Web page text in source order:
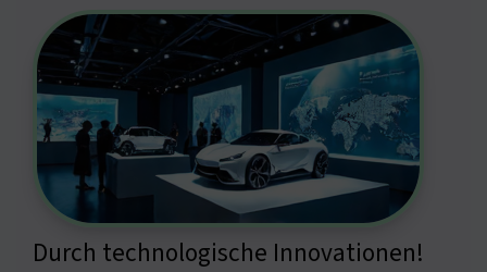
Durch technologische Innovationen!